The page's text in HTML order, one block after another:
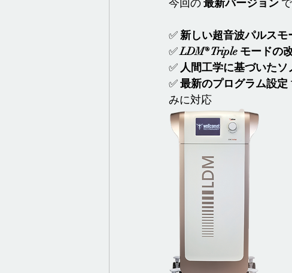
今回の 最新バージョン
✅ 新しい超音波パルスモ
✅ LDM® Triple モードの
✅ 人間工学に基づいた
✅ 最新のプログラム設定
みに対応